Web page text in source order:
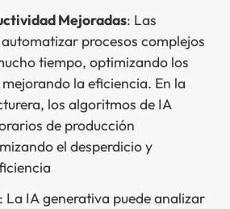
Mejoradas: Las
procesos complejos
tiempo, optimizando los
la eficiencia. En la
los algoritmos de IA
de producción
el desperdicio y
La IA generativa puede analizar